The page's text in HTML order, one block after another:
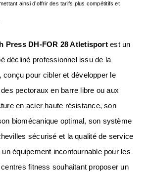
ainsi d’offrir des tarifs plus compétitifs et
Press DH-FOR 28 Atletisportest un
décliné professionnel issu de la
conçu pour cibler et développer le
pectoraux en barre libre ou aux
en acier haute résistance, son
biomécanique optimal, son système
sécurisé et la qualité de service
équipement incontournable pour les
fitness souhaitant proposer un